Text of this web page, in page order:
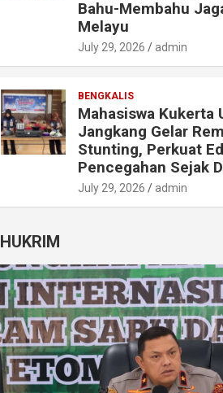
Bahu-Membahu
Melayu
July 29, 2026 admin
BENGKALIS
Mahasiswa Kukerta
Jangkang Gelar
Stunting, Perkuat
Pencegahan Sejak
July 29, 2026 admin
HUKRIM